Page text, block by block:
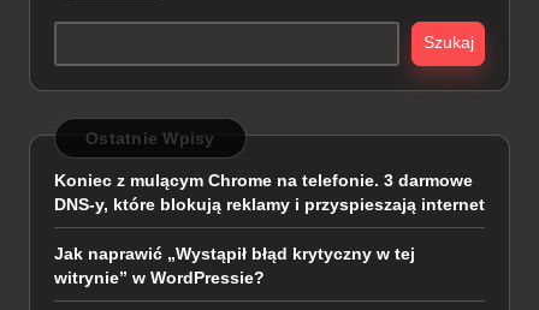
Szukaj
Ostatnie Wpisy
Koniec z mulącym Chrome na telefonie. 3 darmowe
DNS-y, które blokują reklamy i przyspieszają internet
Jak naprawić „Wystąpił błąd krytyczny w tej
witrynie” w WordPressie?